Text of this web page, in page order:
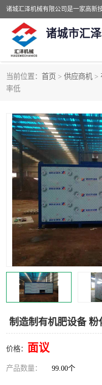
诸城市汇
当前位置： 首页 > 供应商机 >
率低
制造制有机肥设备 粉
价格： 面议
产品数量： 99.00个
发酵设备
鸡粪发酵机
纳米膜好氧发酵堆肥机
膜式堆肥机
膜式发酵仓
分子膜发酵堆肥设备